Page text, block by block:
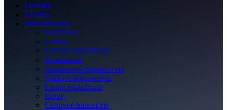
Letenky
Zájazdy
Sprievodcovia
Destinácie
Letisko
Letecké spoločnosti
Spoločnosti
Autobusoví dopravcovia
Vlakoví dopravcovia
Lodné spoločnosti
Hotely
Cestovné kancelárie